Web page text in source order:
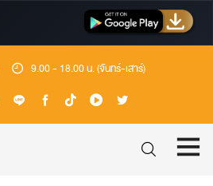
9.00 - 18.00 น. (จันทร์-เสาร์)